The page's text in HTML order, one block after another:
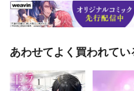
あわせてよく買われてい